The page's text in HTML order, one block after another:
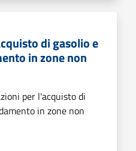
di gasolio e
in zone non
per l'acquisto di
in zone non